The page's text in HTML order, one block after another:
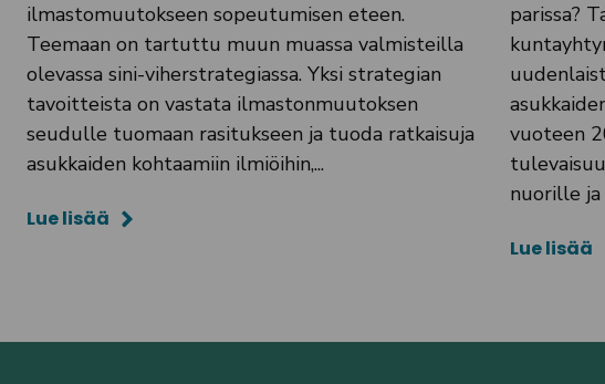
ilmastomuutokseen sopeutumisen eteen.
Teemaan on tartuttu muun muassa valmisteilla
olevassa sini-viherstrategiassa. Yksi strategian
tavoitteista on vastata ilmastonmuutoksen
seudulle tuomaan rasitukseen ja tuoda ratkaisuja
asukkaiden kohtaamiin ilmiöihin,...
Lue lisää
parissa?
vuoteen
nuorille ja
Lue lisää